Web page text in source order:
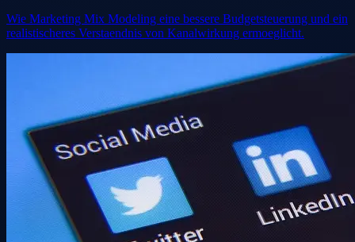
Wie Marketing Mix Modeling eine bessere Budgetsteuerung und ein
realistischeres Verstaendnis von Kanalwirkung ermoeglicht.